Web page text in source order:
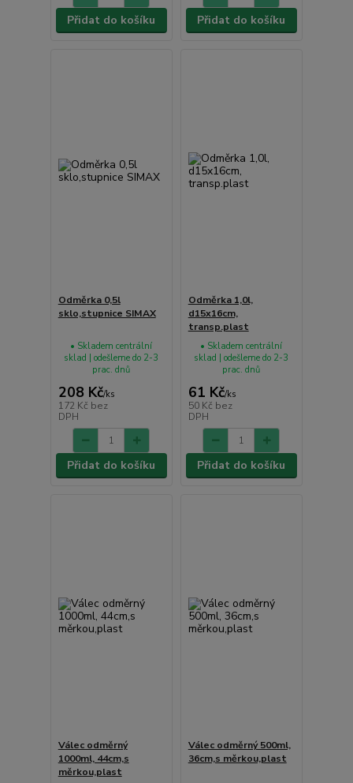
Přidat do košíku Přidat do košíku
Odměrka 0,5l
sklo,stupnice SIMAX
208 Kč/ks
172 Kč bez
DPH
• Skladem centrální
sklad | odešleme do 2-3
prac. dnů
Přidat do košíku
Odměrka 1,0l,
d15x16cm,
transp.plast
61 Kč/ks
50 Kč bez
DPH
• Skladem centrální
sklad | odešleme do 2-3
prac. dnů
Přidat do košíku
Válec odměrný
1000ml, 44cm,s
měrkou,plast
Válec odměrný 500ml,
36cm,s měrkou,plast